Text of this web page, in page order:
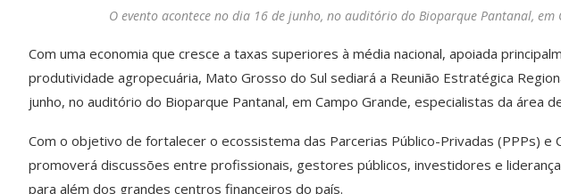
O evento acontece no dia 16 de junho, no auditório do Bioparque Pantanal, em
Com uma economia que cresce a taxas superiores à média nacional, apoiada
produtividade agropecuária, Mato Grosso do Sul sediará a Reunião Estratégica
junho, no auditório do Bioparque Pantanal, em Campo Grande, especialistas da área
Com o objetivo de fortalecer o ecossistema das Parcerias Público-Privadas (PPPs) e
promoverá discussões entre profissionais, gestores públicos, investidores e
para além dos grandes centros financeiros do país.